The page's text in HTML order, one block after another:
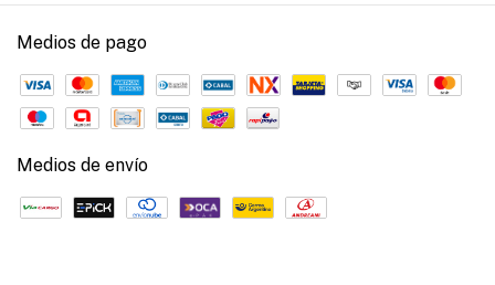
Medios de pago
Medios de envío